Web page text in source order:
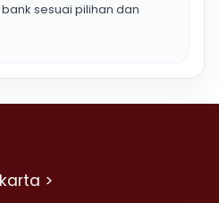
sesuai pilihan dan
>